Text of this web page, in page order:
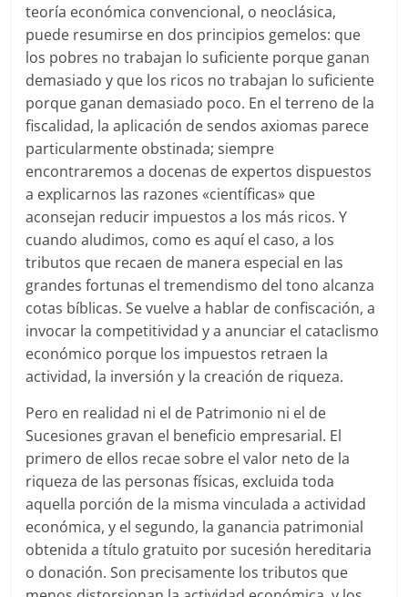
teoría económica convencional, o neoclásica,
puede resumirse en dos principios gemelos: que
los pobres no trabajan lo suficiente porque ganan
demasiado y que los ricos no trabajan lo suficiente
porque ganan demasiado poco. En el terreno de la
fiscalidad, la aplicación de sendos axiomas parece
particularmente obstinada; siempre
encontraremos a docenas de expertos dispuestos
a explicarnos las razones «científicas» que
aconsejan reducir impuestos a los más ricos. Y
cuando aludimos, como es aquí el caso, a los
tributos que recaen de manera especial en las
grandes fortunas el tremendismo del tono alcanza
cotas bíblicas. Se vuelve a hablar de confiscación, a
invocar la competitividad y a anunciar el cataclismo
económico porque los impuestos retraen la
actividad, la inversión y la creación de riqueza.
Pero en realidad ni el de Patrimonio ni el de
Sucesiones gravan el beneficio empresarial. El
primero de ellos recae sobre el valor neto de la
riqueza de las personas físicas, excluida toda
aquella porción de la misma vinculada a actividad
económica, y el segundo, la ganancia patrimonial
obtenida a título gratuito por sucesión hereditaria
o donación. Son precisamente los tributos que